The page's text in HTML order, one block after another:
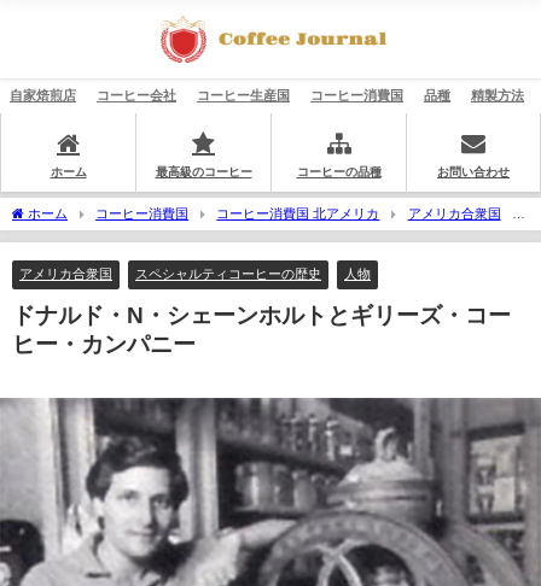
自家焙煎店 コーヒー会社 コーヒー生産国 コーヒー消費国 品種 精製方法
ホーム 最高級のコーヒー コーヒーの品種 お問い合わせ
ホーム コーヒー消費国 コーヒー消費国 北アメリカ
アメリカ合衆国
ドナルド・N・シェーンホルトとギリーズ・コーヒー・カンパニー
アメリカ合衆国 スペシャルティコーヒーの歴史 人物
ドナルド・N・シェーンホルトとギリーズ・コー
ヒー・カンパニー